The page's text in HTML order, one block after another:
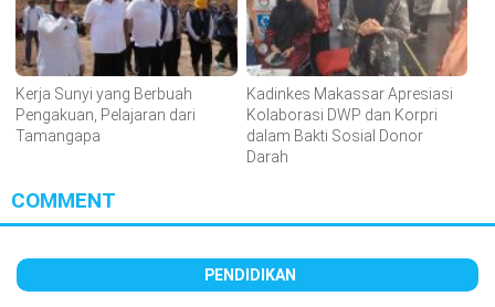
Kerja Sunyi yang Berbuah
Pengakuan, Pelajaran dari
Tamangapa
Kadinkes Makassar Apresiasi
Kolaborasi DWP dan Korpri
dalam Bakti Sosial Donor
Darah
COMMENT
PENDIDIKAN